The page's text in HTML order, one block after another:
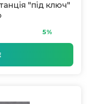
"під ключ"
5%